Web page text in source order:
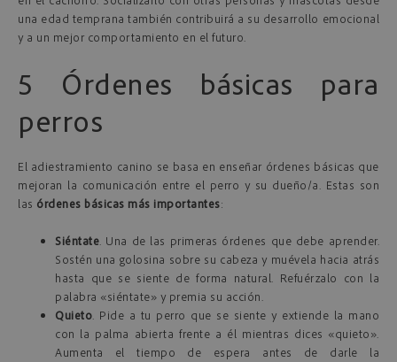
una edad temprana también contribuirá a su desarrollo emocional
y a un mejor comportamiento en el futuro.
5 Órdenes básicas para
perros
El adiestramiento canino se basa en enseñar órdenes básicas que
mejoran la comunicación entre el perro y su dueño/a. Estas son
las órdenes básicas más importantes:
Siéntate . Una de las primeras órdenes que debe aprender.
Sostén una golosina sobre su cabeza y muévela hacia atrás
hasta que se siente de forma natural. Refuérzalo con la
palabra «siéntate» y premia su acción.
Quieto . Pide a tu perro que se siente y extiende la mano
con la palma abierta frente a él mientras dices «quieto».
Aumenta el tiempo de espera antes de darle la